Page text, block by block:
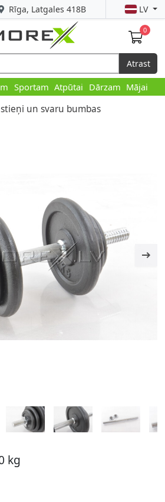
Rīga, Latgales 418B LV
0
Atrast
Sportam Atpūtai Dārzam Mājai
un svaru bumbas
kg